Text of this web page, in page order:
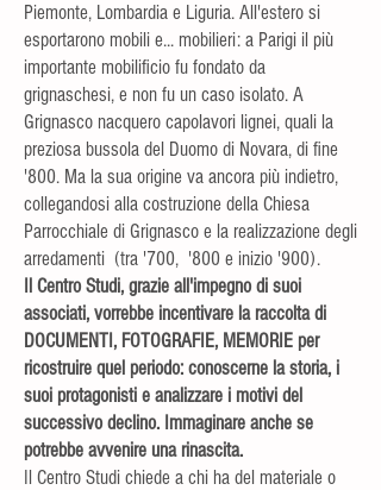
Piemonte, Lombardia e Liguria. All'estero si
esportarono mobili e... mobilieri: a Parigi il più
importante mobilificio fu fondato da
grignaschesi, e non fu un caso isolato. A
Grignasco nacquero capolavori lignei, quali la
preziosa bussola del Duomo di Novara, di fine
'800. Ma la sua origine va ancora più indietro,
collegandosi alla costruzione della Chiesa
Parrocchiale di Grignasco e la realizzazione degli
arredamenti (tra '700, '800 e inizio '900).
Il Centro Studi, grazie all'impegno di suoi
associati, vorrebbe incentivare la raccolta di
DOCUMENTI, FOTOGRAFIE, MEMORIE per
ricostruire quel periodo: conoscerne la storia, i
suoi protagonisti e analizzare i motivi del
successivo declino. Immaginare anche se
potrebbe avvenire una rinascita.
Il Centro Studi chiede a chi ha del materiale o